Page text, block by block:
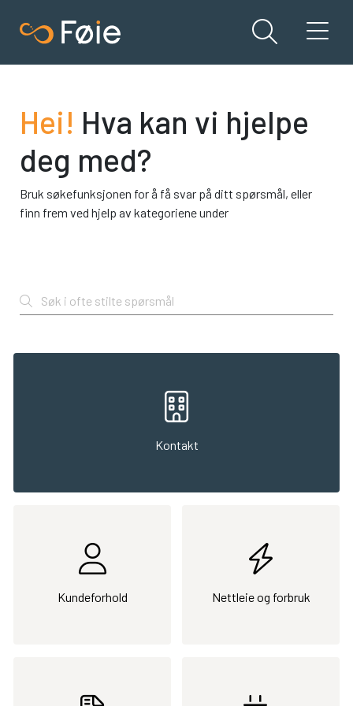
Hei! Hva kan vi hjelpe
deg med?
Bruk søkefunksjonen for å få svar på ditt spørsmål, eller
finn frem ved hjelp av kategoriene under
Søk i ofte stilte spørsmål
Kontakt
Kundeforhold Nettleie og forbruk